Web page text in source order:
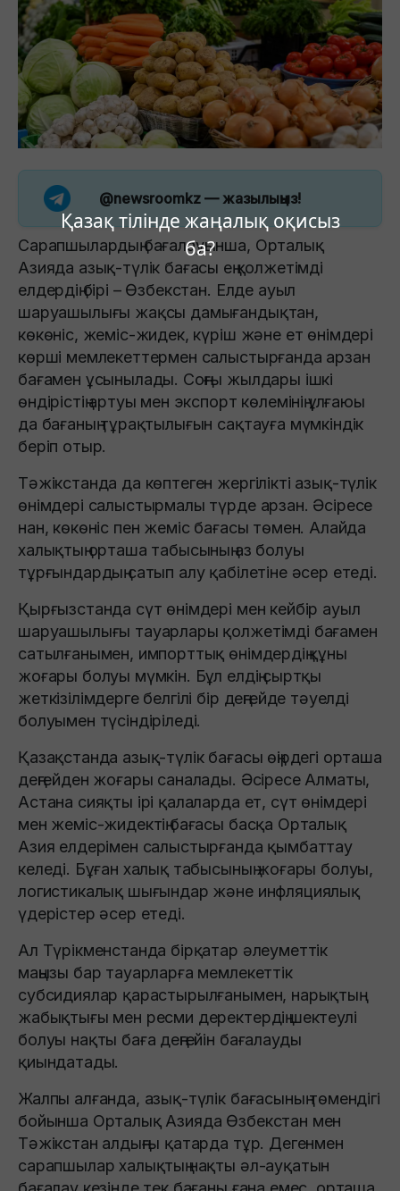
Қазақ тілінде жаңалық оқисыз
ба?
@newsroomkz — жазылыңыз!
Сарапшылардың бағалауынша, Орталық
Азияда азық-түлік бағасы ең қолжетімді
елдердің бірі – Өзбекстан. Елде ауыл
шаруашылығы жақсы дамығандықтан,
көкөніс, жеміс-жидек, күріш және ет өнімдері
көрші мемлекеттермен салыстырғанда арзан
бағамен ұсынылады. Соңғы жылдары ішкі
өндірістің артуы мен экспорт көлемінің ұлғаюы
да бағаның тұрақтылығын сақтауға мүмкіндік
беріп отыр.
Тәжікстанда да көптеген жергілікті азық-түлік
өнімдері салыстырмалы түрде арзан. Әсіресе
нан, көкөніс пен жеміс бағасы төмен. Алайда
халықтың орташа табысының аз болуы
тұрғындардың сатып алу қабілетіне әсер етеді.
Қырғызстанда сүт өнімдері мен кейбір ауыл
шаруашылығы тауарлары қолжетімді бағамен
сатылғанымен, импорттық өнімдердің құны
жоғары болуы мүмкін. Бұл елдің сыртқы
жеткізілімдерге белгілі бір деңгейде тәуелді
болуымен түсіндіріледі.
Қазақстанда азық-түлік бағасы өңірдегі орташа
деңгейден жоғары саналады. Әсіресе Алматы,
Астана сияқты ірі қалаларда ет, сүт өнімдері
мен жеміс-жидектің бағасы басқа Орталық
Азия елдерімен салыстырғанда қымбаттау
келеді. Бұған халық табысының жоғары болуы,
логистикалық шығындар және инфляциялық
үдерістер әсер етеді.
Ал Түрікменстанда бірқатар әлеуметтік
маңызы бар тауарларға мемлекеттік
субсидиялар қарастырылғанымен, нарықтың
жабықтығы мен ресми деректердің шектеулі
болуы нақты баға деңгейін бағалауды
қиындатады.
Жалпы алғанда, азық-түлік бағасының төмендігі
бойынша Орталық Азияда Өзбекстан мен
Тәжікстан алдыңғы қатарда тұр. Дегенмен
сарапшылар халықтың нақты әл-ауқатын